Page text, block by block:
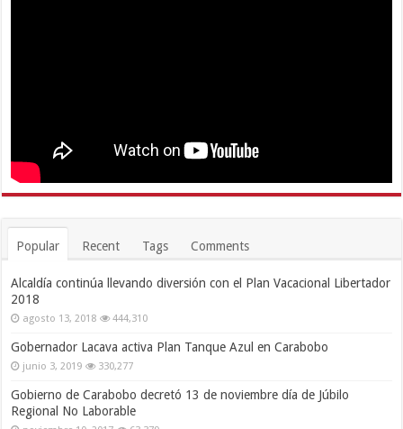
Popular Recent Tags Comments
Alcaldía continúa llevando diversión con el Plan Vacacional Libertador
2018
agosto 13, 2018 444,310
Gobernador Lacava activa Plan Tanque Azul en Carabobo
junio 3, 2019 330,277
Gobierno de Carabobo decretó 13 de noviembre día de Júbilo
Regional No Laborable